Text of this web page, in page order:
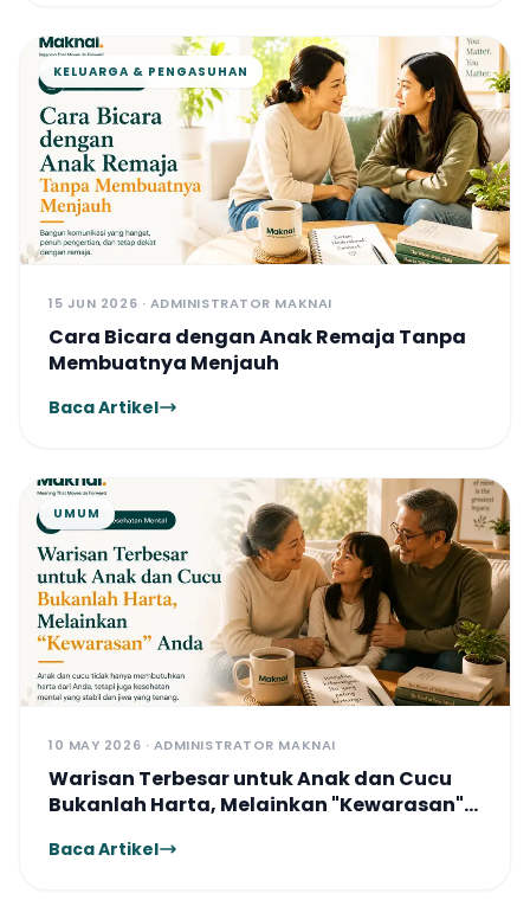
mengintegrasikan asesmen, konsultasi,
konseling, dan pengembangan keterampilan,
Maknai Pendidikan hadir untuk membantu
setiap individu mengenali potensinya,
mengatasi hambatan yang dihadapi, dan
mencapai perkembangan yang optimal
dalam perjalanan pendidikannya.
KELUARGA & PENGASUHAN
15 JUN 2026 · ADMINISTRATOR MAKNAI
Cara Bicara dengan Anak Remaja Tanpa
Membuatnya Menjauh
Baca Artikel
UMUM
10 MAY 2026 · ADMINISTRATOR MAKNAI
Warisan Terbesar untuk Anak dan Cucu
Bukanlah Harta, Melainkan "Kewarasan"
Baca Artikel